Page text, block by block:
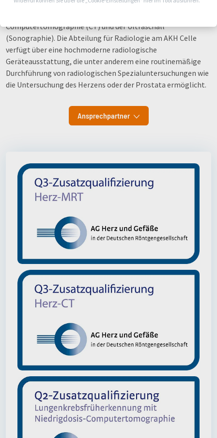
dem Röntgen vor allem moderne Schnittbildverfahren wie die
Computertomographie (CT) und der Ultraschall
(Sonographie). Die Abteilung für Radiologie am AKH Celle
verfügt über eine hochmoderne radiologische
Geräteausstattung, die unter anderem eine routinemäßige
Durchführung von radiologischen Spezialuntersuchungen wie
die Untersuchung des Herzens oder der Prostata ermöglicht.
Ansprechpartner